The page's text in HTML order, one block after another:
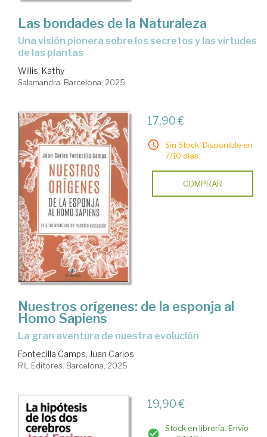
Las bondades de la Naturaleza
Una visión pionera sobre los secretos y las virtudes
de las plantas
Willis, Kathy
Salamandra. Barcelona, 2025
17,90 €
Sin Stock. Disponible en
7/10 días.
COMPRAR
Nuestros orígenes: de la esponja al
Homo Sapiens
La gran aventura de nuestra evolución
Fontecilla Camps, Juan Carlos
RIL Editores. Barcelona, 2025
19,90 €
Stock en librería. Envío